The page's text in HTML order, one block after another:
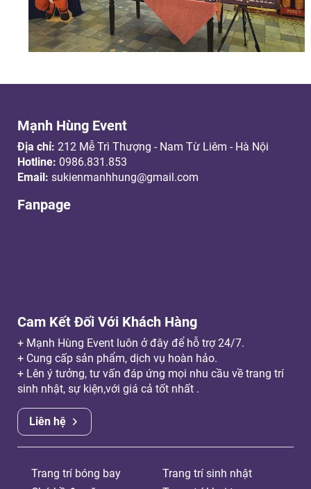
Mạnh Hùng Event
Địa chỉ: 212 Mễ Trì Thượng - Nam Từ Liêm - Hà Nội
Hotline: 0986.831.853
Email: sukienmanhhung@gmail.com
Fanpage
Cam Kết Đối Với Khách Hàng
+ Mạnh Hùng Event luôn ở đây để hỗ trợ 24/7.
+ Cung cấp sản phẩm, dịch vụ hoàn hảo.
+ Lên ý tưởng, tư vấn đáp ứng mọi nhu cầu về trang trí
sinh nhật, sự kiện,với giá cả tốt nhất .
Liên hệ
Trang trí bóng bay
Trang trí sinh nhật